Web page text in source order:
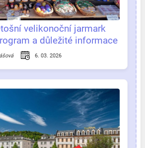
velikonoční jarmark
a důležité informace
6. 03. 2026